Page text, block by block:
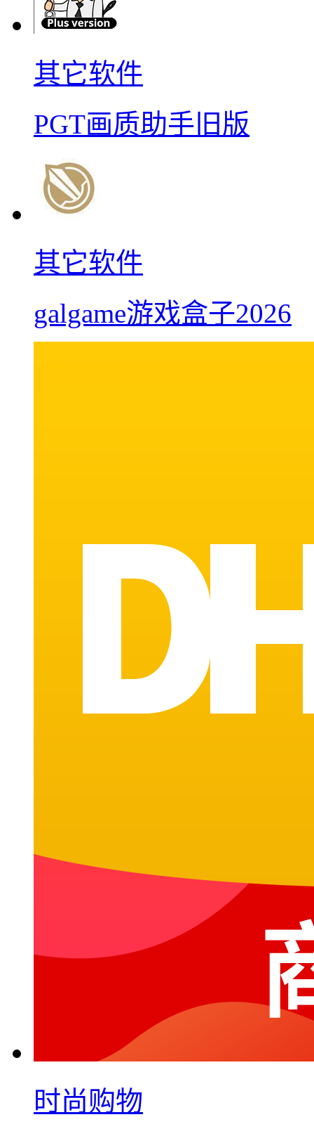
其它软件
PGT画质助手旧版
其它软件
galgame游戏盒子2026
时尚购物